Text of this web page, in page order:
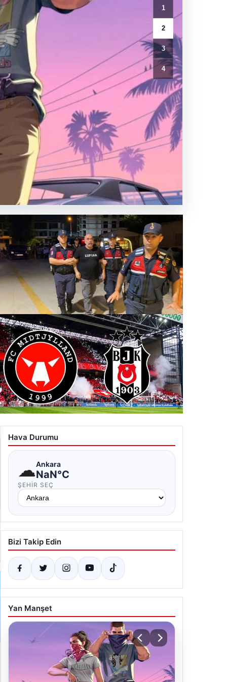
odağındaki
1
2
3
4
kontrolle serbest kalan Ezel Akay’dan açıklama.
sonunda her şeyi öğreneceksiniz”
10:20
Midtjylland – Beşiktaş maçı anlatımı! Maç
kanalda? Saat Kaçta? Ne zaman? Maçın hakemi
11:20
Hava Durumu
☁Ankara
NaN°C
ŞEHIR SEÇ
Bizi Takip Edin
Yan Manşet